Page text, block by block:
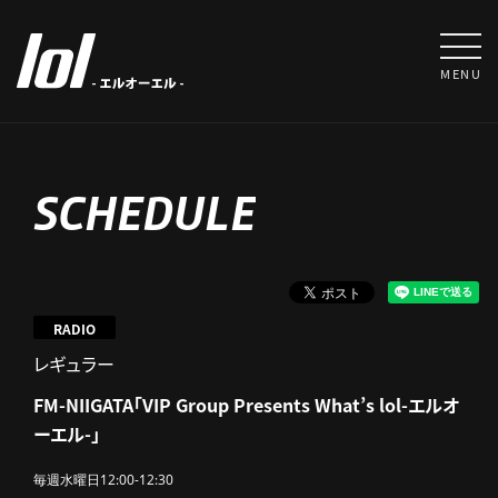
MENU
SCHEDULE
レギュラー
RADIO
FM-NIIGATA「VIP Group Presents What’s lol-エルオ
ーエル-」
毎週水曜日12:00-12:30